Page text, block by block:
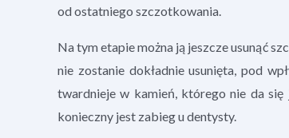
od ostatniego szczotkowania.
Na tym etapie można ją jeszcze usunąć
nie zostanie dokładnie usunięta, pod
twardnieje w kamień, którego nie da
konieczny jest zabieg u dentysty.